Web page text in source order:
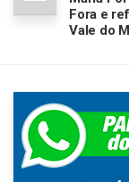
Fora e
Vale do